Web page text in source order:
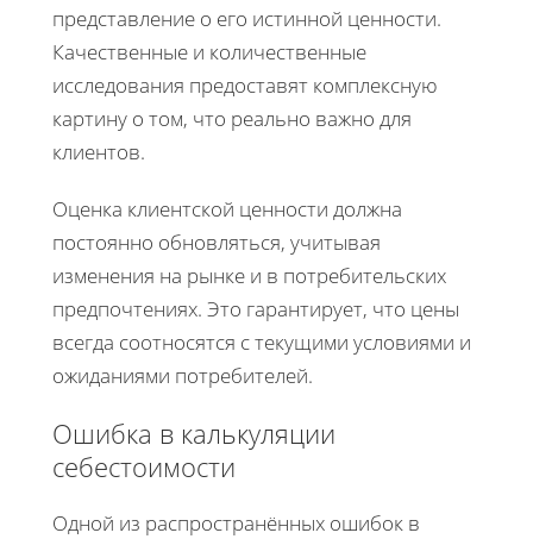
представление о его истинной ценности.
Качественные и количественные
исследования предоставят комплексную
картину о том, что реально важно для
клиентов.
Оценка клиентской ценности должна
постоянно обновляться, учитывая
изменения на рынке и в потребительских
предпочтениях. Это гарантирует, что цены
всегда соотносятся с текущими условиями и
ожиданиями потребителей.
Ошибка в калькуляции
себестоимости
Одной из распространённых ошибок в